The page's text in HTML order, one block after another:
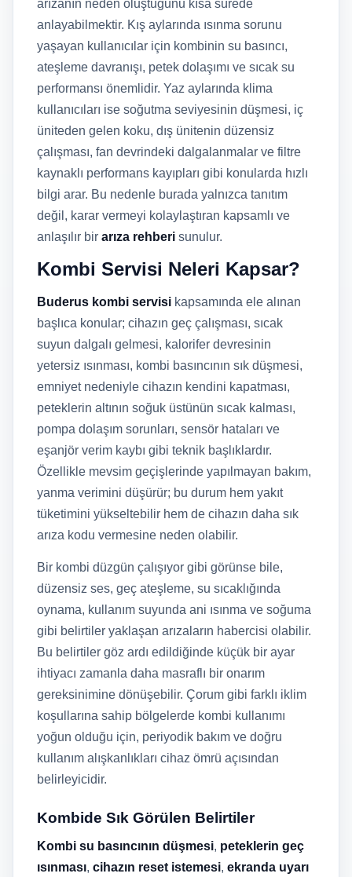
arızanın neden oluştuğunu kısa sürede
anlayabilmektir. Kış aylarında ısınma sorunu
yaşayan kullanıcılar için kombinin su basıncı,
ateşleme davranışı, petek dolaşımı ve sıcak su
performansı önemlidir. Yaz aylarında klima
kullanıcıları ise soğutma seviyesinin düşmesi, iç
üniteden gelen koku, dış ünitenin düzensiz
çalışması, fan devrindeki dalgalanmalar ve filtre
kaynaklı performans kayıpları gibi konularda hızlı
bilgi arar. Bu nedenle burada yalnızca tanıtım
değil, karar vermeyi kolaylaştıran kapsamlı ve
anlaşılır bir arıza rehberi sunulur.
Kombi Servisi Neleri Kapsar?
Buderus kombi servisi kapsamında ele alınan
başlıca konular; cihazın geç çalışması, sıcak
suyun dalgalı gelmesi, kalorifer devresinin
yetersiz ısınması, kombi basıncının sık düşmesi,
emniyet nedeniyle cihazın kendini kapatması,
peteklerin altının soğuk üstünün sıcak kalması,
pompa dolaşım sorunları, sensör hataları ve
eşanjör verim kaybı gibi teknik başlıklardır.
Özellikle mevsim geçişlerinde yapılmayan bakım,
yanma verimini düşürür; bu durum hem yakıt
tüketimini yükseltebilir hem de cihazın daha sık
arıza kodu vermesine neden olabilir.
Bir kombi düzgün çalışıyor gibi görünse bile,
düzensiz ses, geç ateşleme, su sıcaklığında
oynama, kullanım suyunda ani ısınma ve soğuma
gibi belirtiler yaklaşan arızaların habercisi olabilir.
Bu belirtiler göz ardı edildiğinde küçük bir ayar
ihtiyacı zamanla daha masraflı bir onarım
gereksinimine dönüşebilir. Çorum gibi farklı iklim
koşullarına sahip bölgelerde kombi kullanımı
yoğun olduğu için, periyodik bakım ve doğru
kullanım alışkanlıkları cihaz ömrü açısından
belirleyicidir.
Kombide Sık Görülen Belirtiler
Kombi su basıncının düşmesi, peteklerin geç
ısınması, cihazın reset istemesi, ekranda uyarı